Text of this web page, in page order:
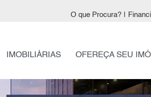
O que Procura?
IMOBILIÁRIAS OFEREÇA SEU